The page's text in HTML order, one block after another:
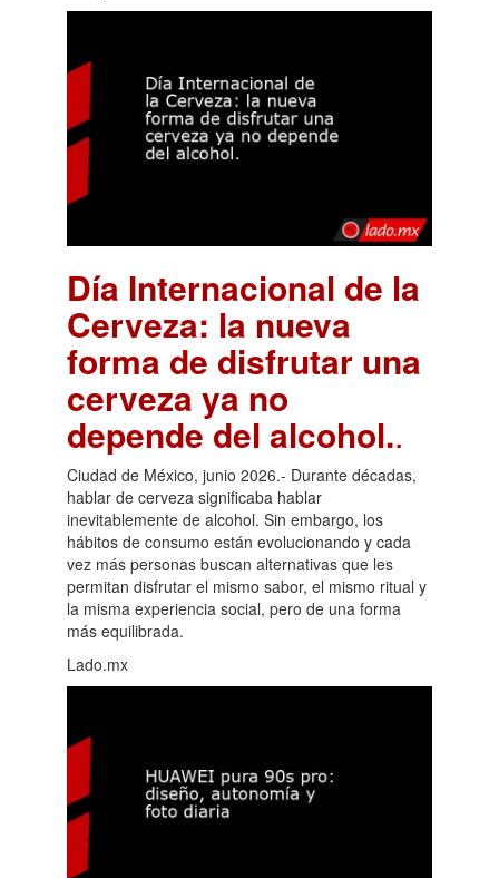
Día Internacional de la
Cerveza: la nueva
forma de disfrutar una
cerveza ya no
depende del alcohol..
Ciudad de México, junio 2026.- Durante décadas,
hablar de cerveza significaba hablar
inevitablemente de alcohol. Sin embargo, los
hábitos de consumo están evolucionando y cada
vez más personas buscan alternativas que les
permitan disfrutar el mismo sabor, el mismo ritual y
la misma experiencia social, pero de una forma
más equilibrada.
Lado.mx